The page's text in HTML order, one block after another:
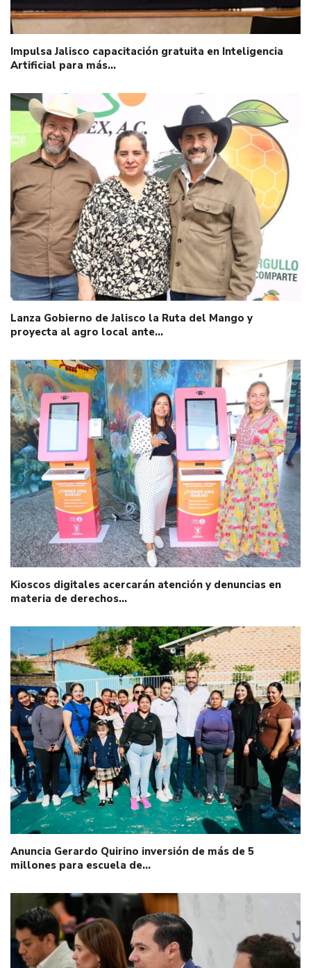
Impulsa Jalisco capacitación gratuita en Inteligencia
Artificial para más…
Lanza Gobierno de Jalisco la Ruta del Mango y
proyecta al agro local ante…
Kioscos digitales acercarán atención y denuncias en
materia de derechos…
Anuncia Gerardo Quirino inversión de más de 5
millones para escuela de…